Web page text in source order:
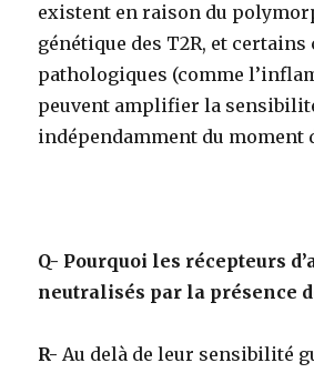
existent en raison du
génétique des T2R, et certains
pathologiques (comme
peuvent amplifier la
indépendamment du moment
Q- Pourquoi les récepteurs
neutralisés par la présence
R-Au delà de leur sensibilité